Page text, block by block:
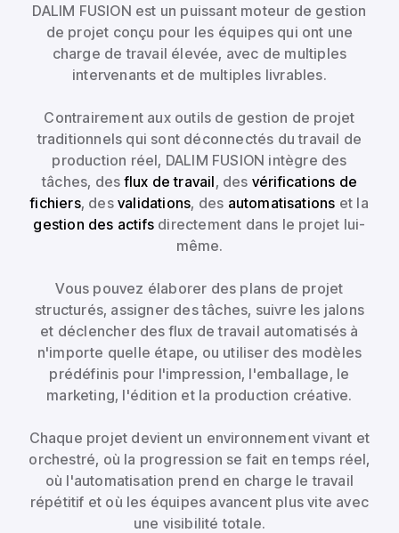
DALIM FUSION est un puissant moteur de gestion
de projet conçu pour les équipes qui ont une
charge de travail élevée, avec de multiples
intervenants et de multiples livrables.
Contrairement aux outils de gestion de projet
traditionnels qui sont déconnectés du travail de
production réel, DALIM FUSION intègre des
tâches, desflux de travail, des vérifications de
fichiers, desvalidations, des automatisations et la
gestion des actifs directement dans le projet lui-
même.
Vous pouvez élaborer des plans de projet
structurés, assigner des tâches, suivre les jalons
et déclencher des flux de travail automatisés à
n'importe quelle étape, ou utiliser des modèles
prédéfinis pour l'impression, l'emballage, le
marketing, l'édition et la production créative.
Chaque projet devient un environnement vivant et
orchestré, où la progression se fait en temps réel,
où l'automatisation prend en charge le travail
répétitif et où les équipes avancent plus vite avec
une visibilité totale.